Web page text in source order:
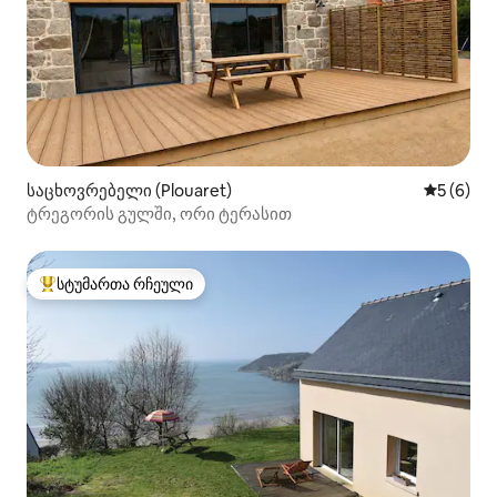
საცხოვრებელი (Plouaret) საშუალო
5 (6)
ტრეგორის გულში, ორი ტერასით
სტუმართა რჩეული მოწინავე ვარიანტი
სტუმართა რჩეული